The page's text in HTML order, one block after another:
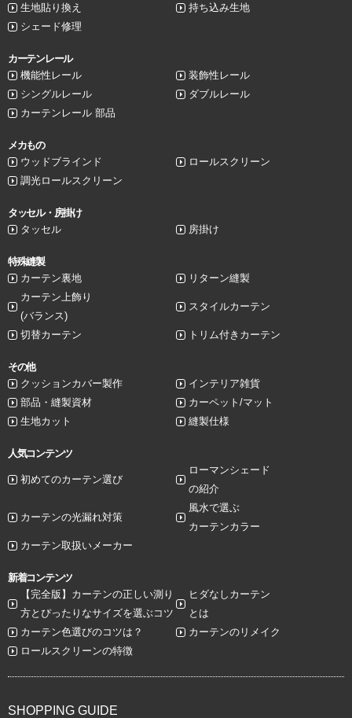
生地貼り換え
持ち込み生地
シェード修理
カーテンレール
機能性レール
装飾性レール
シングルレール
ダブルレール
カーテンレール 部品
メカもの
ウッドブラインド
ロールスクリーン
調光ロールスクリーン
タッセル・房掛け
タッセル
房掛け
特殊縫製
カーテン裏地
リターン縫製
カーテン上飾り
(バランス)
スタイルカーテン
切替カーテン トリム付きカーテン
その他
クッションカバー製作
インテリア雑貨
部品・縫製資材
カーペット/マット
生地カット
縫製仕様
人気コンテンツ
初めてのカーテン選び
ローマンシェード
の紹介
カーテンの光漏れ対策
風水で選ぶ
カーテンカラー
カーテン取扱いメーカー
新着コンテンツ
【完全版】カーテンの正しい測り
方とぴったりなサイズを選ぶコツ
ヒダなしカーテン
とは
カーテン色選びのコツは？
カーテンのリメイク
ロールスクリーンの特徴
SHOPPING GUIDE